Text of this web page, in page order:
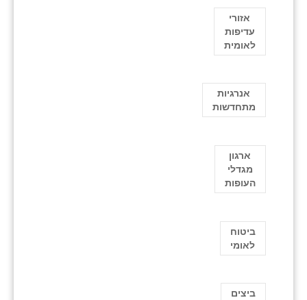
אזורי
עדיפות
לאומית
אנרגיות
מתחדשות
ארגון
מגדלי
העופות
ביטוח
לאומי
ביצים